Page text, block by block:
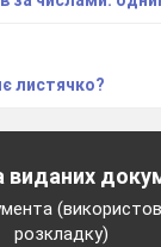
листячко?
виданих
розкладку)